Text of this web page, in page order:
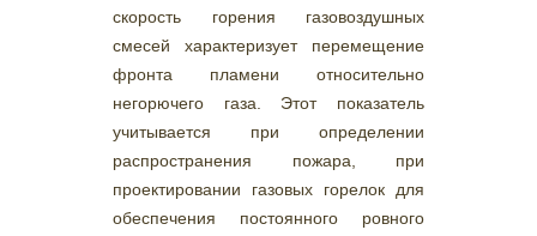
скорость горения газовоздушных
смесей характеризует перемещение
фронта пламени относительно
негорючего газа. Этот показатель
учитывается при определении
распространения пожара, при
проектировании газовых горелок для
обеспечения постоянного ровного